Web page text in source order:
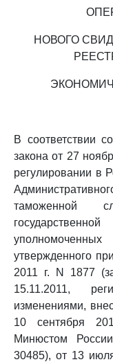
НОВОГО
В соответствии
закона от 27
регулировании в
таможенной
утвержденного
2011 г. N 1877
15.11.2011,
изменениями,
10 сентября
Минюстом
30485), от 13